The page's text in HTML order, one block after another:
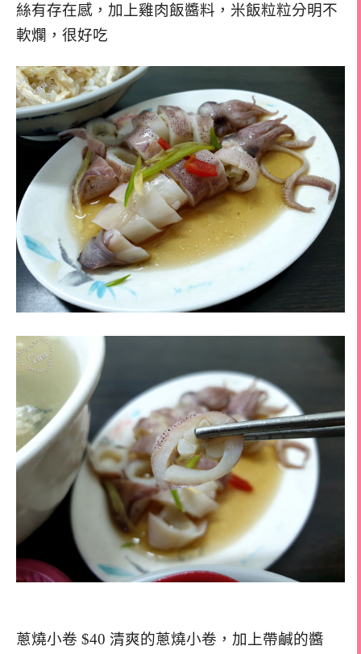
絲有存在感，加上雞肉飯醬料，米飯粒粒分明不
軟爛，很好吃
蔥燒小卷 $40 清爽的蔥燒小卷，加上帶鹹的醬